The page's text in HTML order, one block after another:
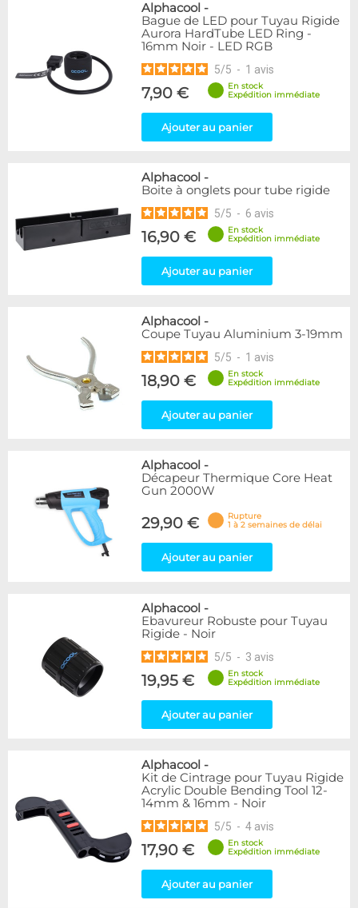
Alphacool -
Bague de LED pour Tuyau Rigide
Aurora HardTube LED Ring -
16mm Noir - LED RGB
5/5 - 1 avis
7,90 €
En stock
Expédition immédiate
Ajouter au panier
Alphacool -
Boite à onglets pour tube rigide
5/5 - 6 avis
16,90 €
En stock
Expédition immédiate
Ajouter au panier
Alphacool -
Coupe Tuyau Aluminium 3-19mm
5/5 - 1 avis
18,90 €
En stock
Expédition immédiate
Ajouter au panier
Alphacool -
Décapeur Thermique Core Heat
Gun 2000W
29,90 €
Rupture
1 à 2 semaines de délai
Ajouter au panier
Alphacool -
Ebavureur Robuste pour Tuyau
Rigide - Noir
5/5 - 3 avis
19,95 €
En stock
Expédition immédiate
Ajouter au panier
Alphacool -
Kit de Cintrage pour Tuyau Rigide
Acrylic Double Bending Tool 12-
14mm & 16mm - Noir
5/5 - 4 avis
17,90 €
En stock
Expédition immédiate
Ajouter au panier